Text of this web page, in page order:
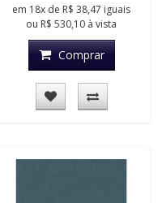
em 18x de R$ 38,47 iguais
ou R$ 530,10 à vista
Comprar